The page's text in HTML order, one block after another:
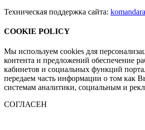
Техническая поддержка сайта:
COOKIE POLICY
Мы используем cookies для
контента и предложений обеспечение
кабинетов и социальных функций
передаем часть информации о том как
системам аналитики, социальным и
СОГЛАСЕН